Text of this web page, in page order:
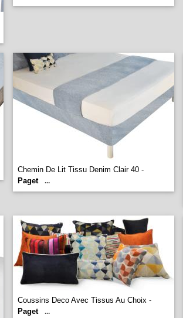
Chemin De Lit Tissu Denim Clair 40 -
Paget
...
Coussins Deco Avec Tissus Au Choix -
Paget
...